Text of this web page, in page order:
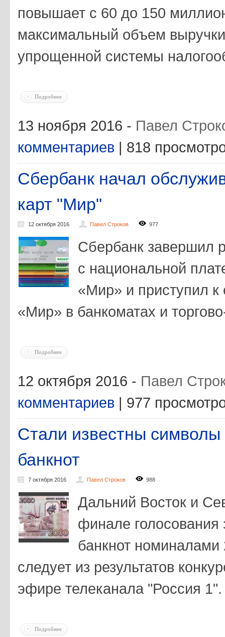
повышает с 60 до 150
максимальный объем
упрощенной системы
Подробнее
13 ноября 2016 - Павел
комментариев | 818
Сбербанк начал
карт "Мир"
12 октября 2016 Павел Строков 977
Сбербанк завершил
с национальной
«Мир» и приступил
«Мир» в банкоматах и
Подробнее
12 октября 2016 - Павел
комментариев | 977
Стали известны
банкнот
7 октября 2016 Павел Строков 988
Дальний Восток и
финале
банкнот
следует из результатов
эфире телеканала "Россия 1".
Подробнее